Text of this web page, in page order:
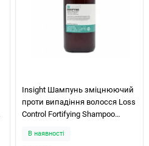
Insight Шампунь зміцнюючий
проти випадіння волосся Loss
Control Fortifying Shampoo
В наявності